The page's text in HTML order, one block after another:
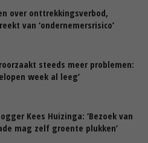
over onttrekkingsverbod,
van ‘ondernemersrisico’
steeds meer problemen:
week al leeg’
Kees Huizinga: ‘Bezoek van
mag zelf groente plukken’